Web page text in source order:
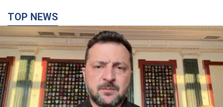
TOP NEWS